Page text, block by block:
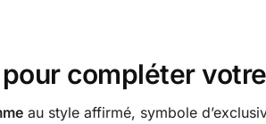
compléter
au style affirmé, symbole